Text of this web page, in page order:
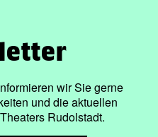
wir Sie gerne
und die aktuellen
Rudolstadt.